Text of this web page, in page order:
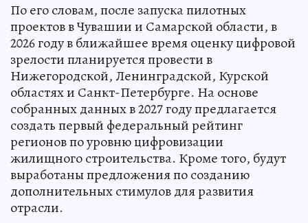
По его словам, после запуска пилотных
проектов в Чувашии и Самарской области, в
2026 году в ближайшее время оценку цифровой
зрелости планируется провести в
Нижегородской, Ленинградской, Курской
областях и Санкт-Петербурге. На основе
собранных данных в 2027 году предлагается
создать первый федеральный рейтинг
регионов по уровню цифровизации
жилищного строительства. Кроме того, будут
выработаны предложения по созданию
дополнительных стимулов для развития
отрасли.